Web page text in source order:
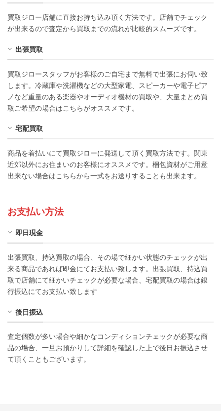
買取ジロー店舗に直接お持ち込み頂く方法です。店舗でチェック
が出来るので査定から買取までの流れが比較的スムーズです。
出張買取
買取ジロースタッフがお客様のご自宅まで無料で出張にお伺い致
します。冷蔵庫や洗濯機などの大型家電、スピーカーや電子ピア
ノなど重量のある楽器やオーディオ機材の買取や、大量まとめ買
取ご希望の場合はこちらがオススメです。
宅配買取
商品を着払いにて買取ジローに発送して頂く買取方法です。関東
近郊以外にお住まいのお客様にオススメです。梱包資材がご用意
出来ない場合はこちらから一式をお送りすることも出来ます。
お支払い方法
即日現金
出張買取、持込買取の場合、その場で細かい状態のチェックが出
来る商品であれば即金にてお支払い致します。出張買取、持込買
取で店舗にて細かいチェックが必要な場合、宅配買取の場合は銀
行振込にてお支払い致します
後日振込
査定個数が多い場合や細かなコンディションチェックが必要な商
品の場合、一旦お預かりして詳細を確認した上で後日お振込させ
て頂くこともございます。